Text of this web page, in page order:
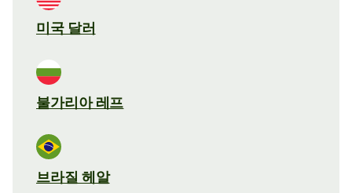
미국 달러
불가리아 레프
브라질 헤알